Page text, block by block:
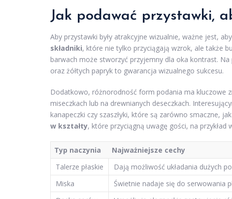
Jak podawać przystawki,
Aby przystawki były atrakcyjne wizualnie, ważne jest,
składniki, które nie tylko przyciągają wzrok, ale także
barwach może stworzyć przyjemny dla oka kontrast. Na
oraz żółtych papryk to gwarancja wizualnego sukcesu.
Dodatkowo, różnorodność form podania ma kluczowe
miseczkach lub na drewnianych deseczkach.
kanapeczki czy szaszłyki, które są zarówno smaczne,
w kształty, które przyciągną uwagę gości, na przykład
Typ naczynia Najważniejsze cechy
Talerze płaskie
Dają możliwość układania dużych
Miska
Świetnie nadaje się do serwowania